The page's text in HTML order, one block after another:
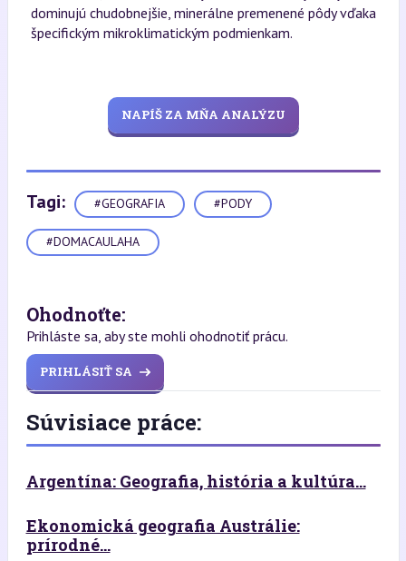
dominujú chudobnejšie, minerálne premenené pôdy vďaka
špecifickým mikroklimatickým podmienkam.
NAPÍŠ ZA MŇA ANALÝZU
Tagi: #GEOGRAFIA #PODY
#DOMACAULAHA
Ohodnoťte:
Prihláste sa, aby ste mohli ohodnotiť prácu.
PRIHLÁSIŤ SA
Súvisiace práce:
Argentína: Geografia, história a kultúra...
Ekonomická geografia Austrálie:
prírodné...